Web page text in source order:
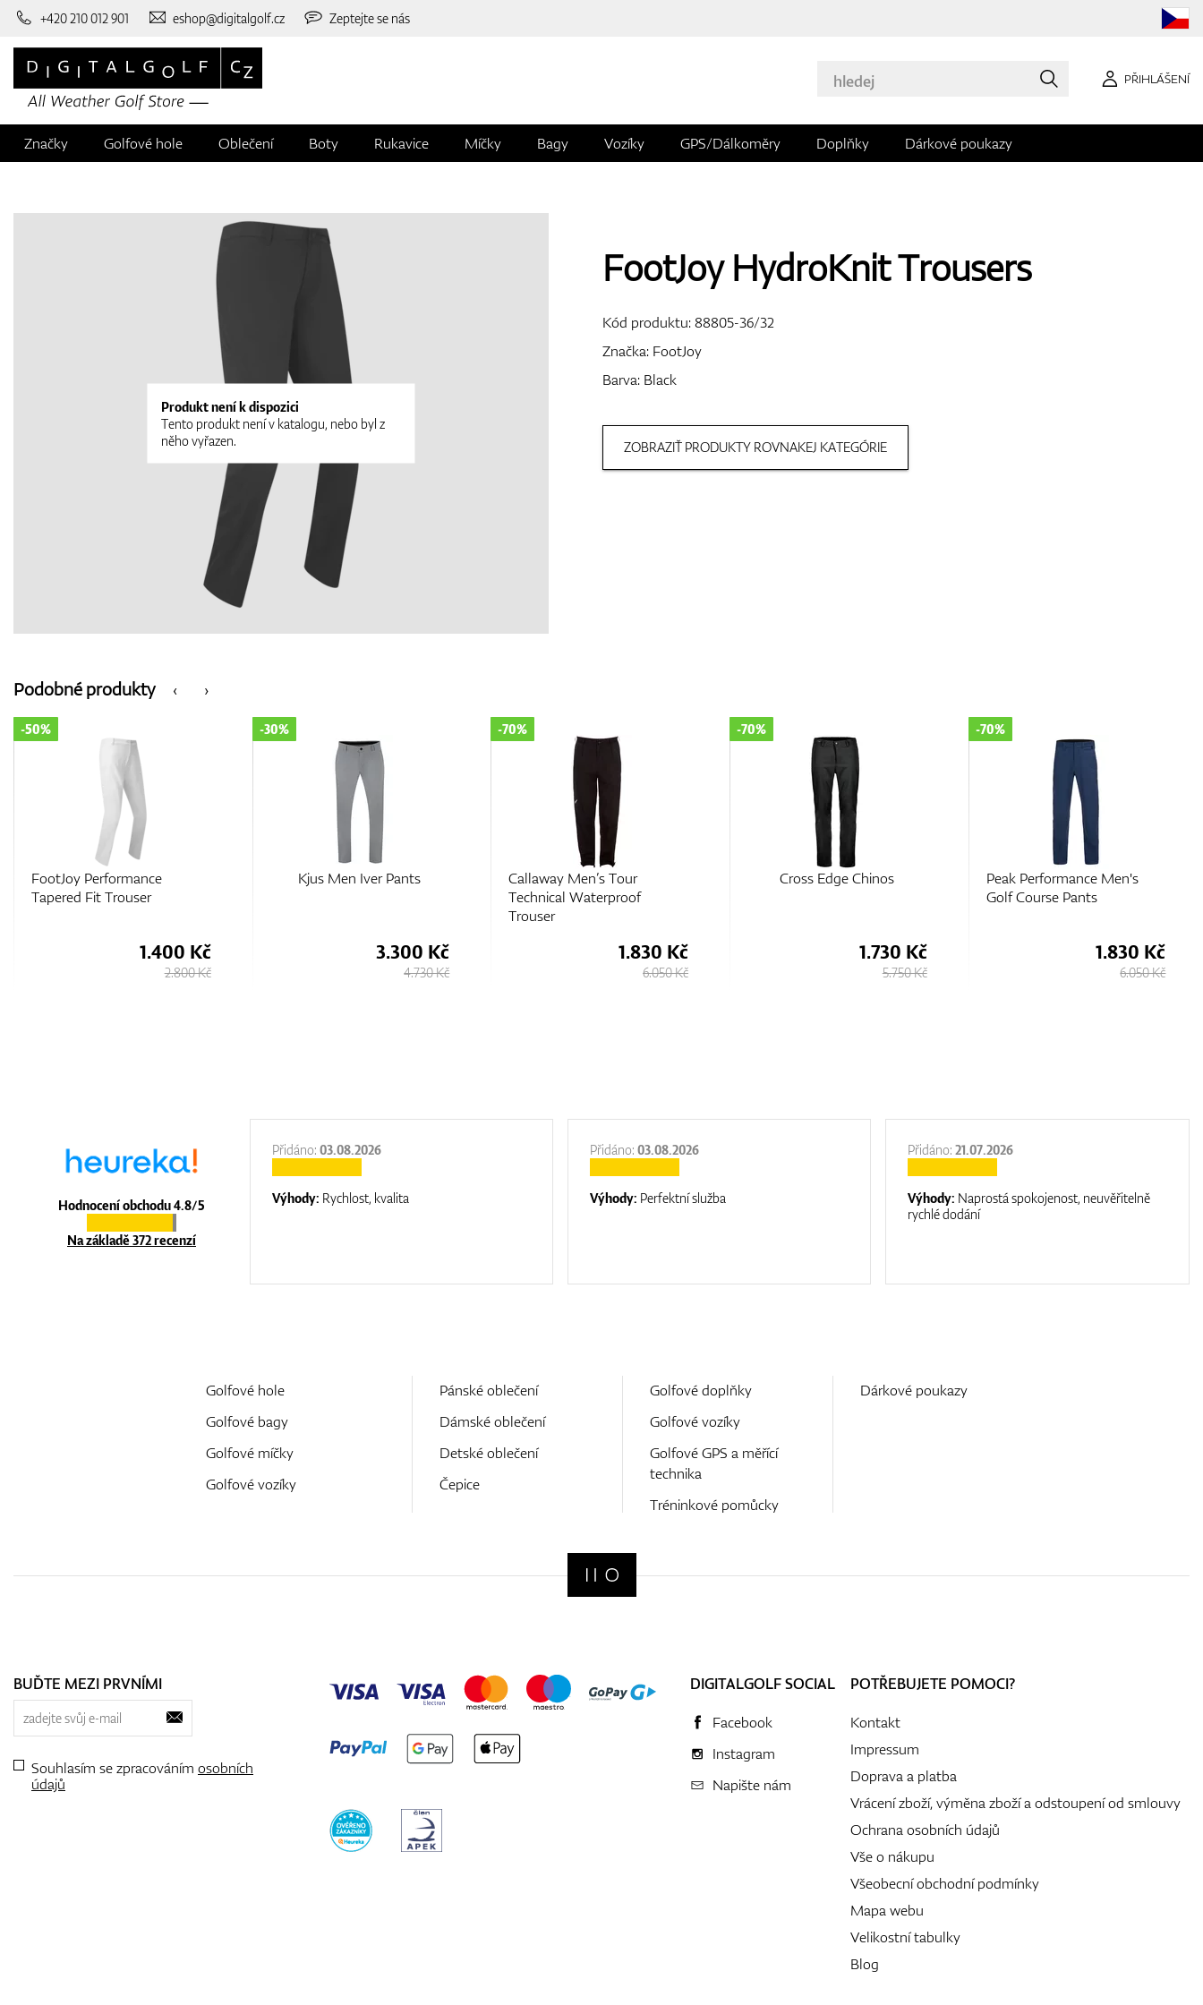
+420 210 012 901 eshop@digitalgolf.cz Zeptejte se nás
PŘIHLÁŠENÍ
Značky Golfové hole Oblečení Boty Rukavice Míčky Bagy Vozíky GPS/Dálkoměry Doplňky Dárkové poukazy
Produkt není k dispozici
Tento produkt není v katalogu, nebo byl z
něho vyřazen.
FootJoy HydroKnit Trousers
Kód produktu:88805-36/32
Značka: FootJoy
Barva: Black
ZOBRAZIŤ PRODUKTY ROVNAKEJ KATEGÓRIE
‹
Podobné produkty ›
Kjus Men Iver Pants
-30%
3.300 Kč
4.730 Kč
Callaway Men’s Tour
-70%
1.830 Kč
6.050 Kč
Cross Edge Chinos
-70%
1.730 Kč
5.750 Kč
Peak Performance Men's
-70%
1.830 Kč
6.050 Kč
Chervo Sungshort
-70%
1.630 Kč
5.380 Kč
Hodnocení obchodu 4.8/5
Na základě 372 recenzí
Přidáno:03.08.2026
Výhody: Rychlost, kvalita
Přidáno:03.08.2026
Výhody: Perfektní služba
Přidáno:21.07.2026
Výhody: Naprostá spokojenost, neuvěřitelně
rychlé dodání
Golfové hole
Golfové bagy
Golfové míčky
Golfové vozíky
Pánské oblečení
Dámské oblečení
Detské oblečení
Čepice
Golfové doplňky
Golfové vozíky
Golfové GPS a měřící
technika
Tréninkové pomůcky
Dárkové poukazy
BUĎTE MEZI PRVNÍMI
Souhlasím se zpracováním osobních
údajů
DIGITALGOLF SOCIAL
Facebook
Instagram
Napište nám
POTŘEBUJETE POMOCI?
Kontakt
Impressum
Doprava a platba
Vrácení zboží, výměna zboží a odstoupení od smlouvy
Ochrana osobních údajů
Vše o nákupu
Všeobecní obchodní podmínky
Mapa webu
Velikostní tabulky
Blog